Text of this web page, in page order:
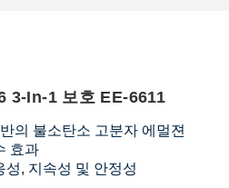
3-In-1 보호 EE-6611
의 불소탄소 고분자 에멀젼
효과
성, 지속성 및 안정성